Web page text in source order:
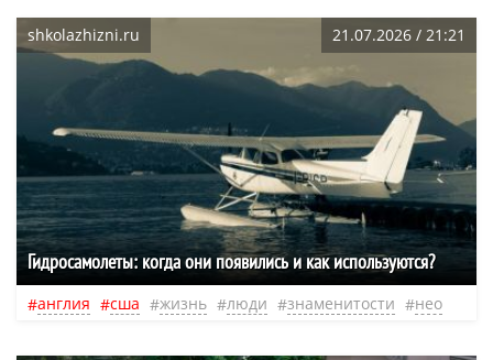
shkolazhizni.ru 21.07.2026 / 21:21
Гидросамолеты: когда они появились и как используются?
англия сша жизнь люди знаменитости нео